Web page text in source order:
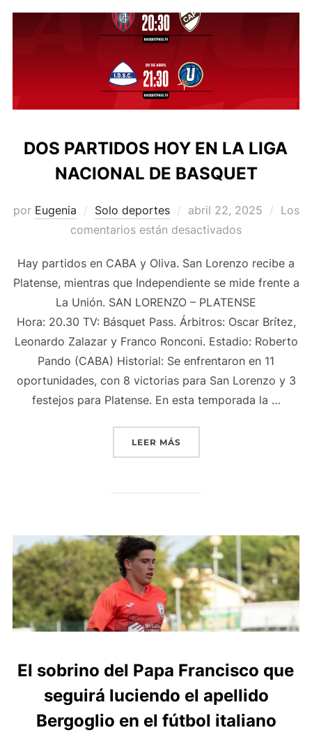
DOS PARTIDOS HOY EN LA LIGA
NACIONAL DE BASQUET
por Eugenia Solo deportes
Publicado
el
abril 22, 2025
Los
comentarios están desactivados
Hay partidos en CABA y Oliva. San Lorenzo recibe a
Platense, mientras que Independiente se mide frente a
La Unión. SAN LORENZO – PLATENSE
Hora: 20.30 TV: Básquet Pass. Árbitros: Oscar Brítez,
Leonardo Zalazar y Franco Ronconi. Estadio: Roberto
Pando (CABA) Historial: Se enfrentaron en 11
oportunidades, con 8 victorias para San Lorenzo y 3
festejos para Platense. En esta temporada la …
LEER MÁS«DOS PARTIDOS HOY EN
El sobrino del Papa Francisco que
seguirá luciendo el apellido
Bergoglio en el fútbol italiano